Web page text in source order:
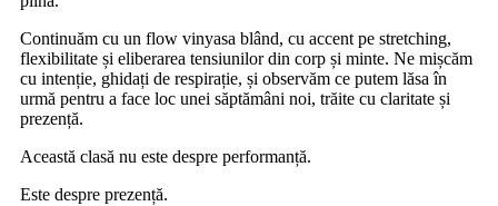
Continuăm cu un flow vinyasa blând, cu accent pe stretching,
flexibilitate și eliberarea tensiunilor din corp și minte. Ne mișcăm
cu intenție, ghidați de respirație, și observăm ce putem lăsa în
urmă pentru a face loc unei săptămâni noi, trăite cu claritate și
prezență.
Această clasă nu este despre performanță.
Este despre prezență.